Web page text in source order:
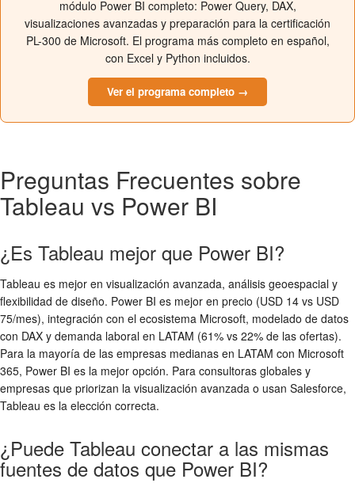
módulo Power BI completo: Power Query, DAX,
visualizaciones avanzadas y preparación para la certificación
PL-300 de Microsoft. El programa más completo en español,
con Excel y Python incluidos.
Ver el programa completo →
Preguntas Frecuentes sobre
Tableau vs Power BI
¿Es Tableau mejor que Power BI?
Tableau es mejor en visualización avanzada, análisis geoespacial y
flexibilidad de diseño. Power BI es mejor en precio (USD 14 vs USD
75/mes), integración con el ecosistema Microsoft, modelado de datos
con DAX y demanda laboral en LATAM (61% vs 22% de las ofertas).
Para la mayoría de las empresas medianas en LATAM con Microsoft
365, Power BI es la mejor opción. Para consultoras globales y
empresas que priorizan la visualización avanzada o usan Salesforce,
Tableau es la elección correcta.
¿Puede Tableau conectar a las mismas
fuentes de datos que Power BI?